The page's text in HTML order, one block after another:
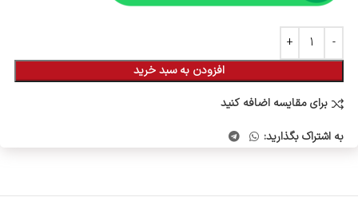
افزودن به سبد خرید
برای مقایسه اضافه کنید
به اشتراک بگذارید: